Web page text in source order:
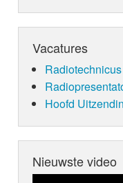
Vacatures
Radiotechnicus
Hoofd
Nieuwste video